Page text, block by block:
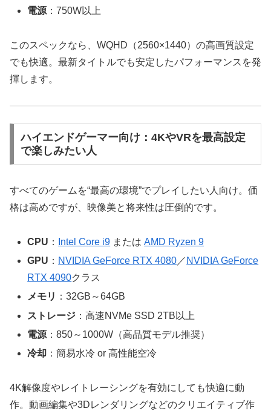
電源 ：750W以上
このスペックなら、WQHD（2560×1440）の高画質設定
でも快適。最新タイトルでも安定したパフォーマンスを発
揮します。
ハイエンドゲーマー向け：4KやVRを最高設定
で楽しみたい人
すべてのゲームを“最高の環境”でプレイしたい人向け。価
格は高めですが、映像美と将来性は圧倒的です。
CPU ： Intel Core i9 またはAMD Ryzen 9
GPU ： NVIDIA GeForce RTX 4080 ／ NVIDIA GeForce
RTX 4090クラス
メモリ ：32GB～64GB
ストレージ ：高速NVMe SSD 2TB以上
電源 ：850～1000W（高品質モデル推奨）
冷却 ：簡易水冷 or 高性能空冷
4K解像度やレイトレーシングを有効にしても快適に動
作。動画編集や3Dレンダリングなどのクリエイティブ作